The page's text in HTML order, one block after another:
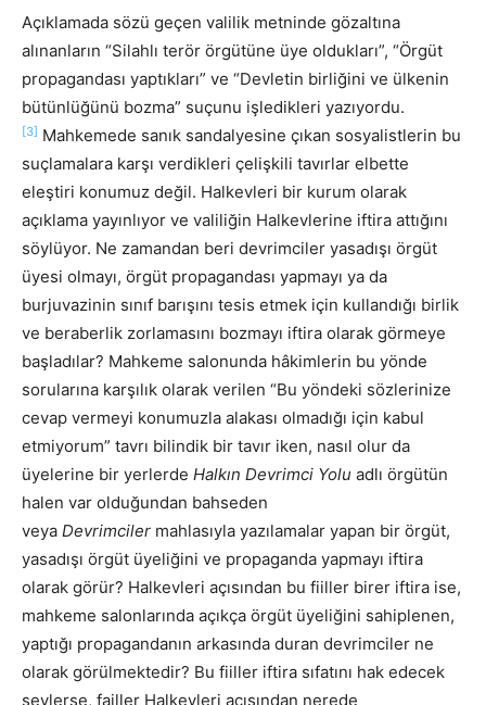
Açıklamada sözü geçen valilik metninde gözaltına
alınanların “Silahlı terör örgütüne üye oldukları”, “Örgüt
propagandası yaptıkları” ve “Devletin birliğini ve ülkenin
bütünlüğünü bozma” suçunu işledikleri yazıyordu.
[3] Mahkemede sanık sandalyesine çıkan sosyalistlerin bu
suçlamalara karşı verdikleri çelişkili tavırlar elbette
eleştiri konumuz değil. Halkevleri bir kurum olarak
açıklama yayınlıyor ve valiliğin Halkevlerine iftira attığını
söylüyor. Ne zamandan beri devrimciler yasadışı örgüt
üyesi olmayı, örgüt propagandası yapmayı ya da
burjuvazinin sınıf barışını tesis etmek için kullandığı birlik
ve beraberlik zorlamasını bozmayı iftira olarak görmeye
başladılar? Mahkeme salonunda hâkimlerin bu yönde
sorularına karşılık olarak verilen “Bu yöndeki sözlerinize
cevap vermeyi konumuzla alakası olmadığı için kabul
etmiyorum” tavrı bilindik bir tavır iken, nasıl olur da
üyelerine bir yerlerde Halkın Devrimci Yolu adlı örgütün
halen var olduğundan bahseden
veya Devrimciler mahlasıyla yazılamalar yapan bir örgüt,
yasadışı örgüt üyeliğini ve propaganda yapmayı iftira
olarak görür? Halkevleri açısından bu fiiller birer iftira ise,
mahkeme salonlarında açıkça örgüt üyeliğini sahiplenen,
yaptığı propagandanın arkasında duran devrimciler ne
olarak görülmektedir? Bu fiiller iftira sıfatını hak edecek
şeylerse, failler Halkevleri açısından nerede